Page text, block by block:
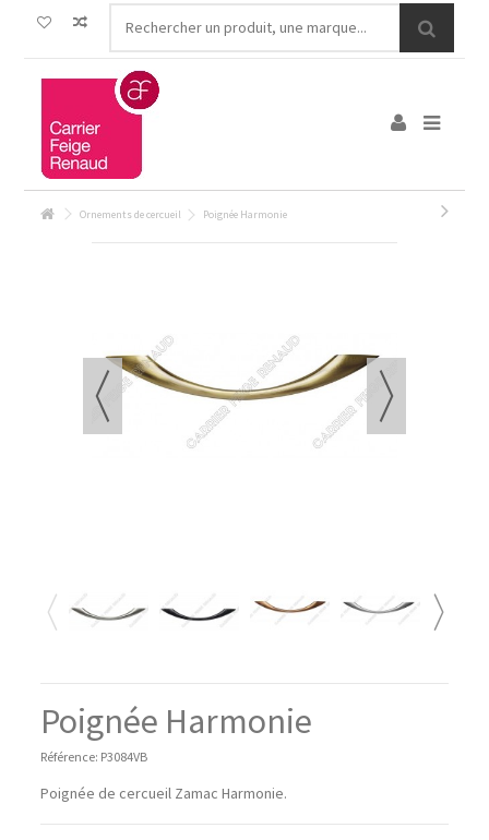
Ornements de cercueil Poignée Harmonie
Poignée Harmonie
Référence: P3084VB
Poignée de cercueil Zamac Harmonie.